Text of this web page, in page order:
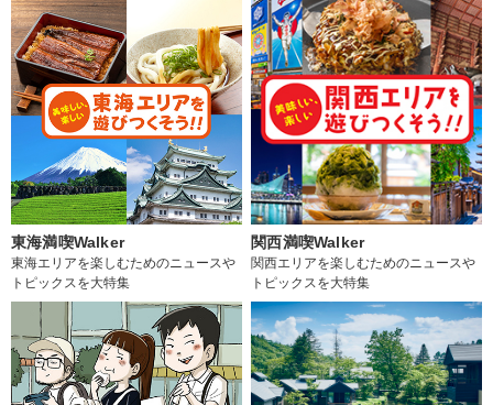
東海満喫Walker
東海エリアを楽しむためのニュースや
トピックスを大特集
関西満喫Walker
関西エリアを楽しむためのニュースや
トピックスを大特集